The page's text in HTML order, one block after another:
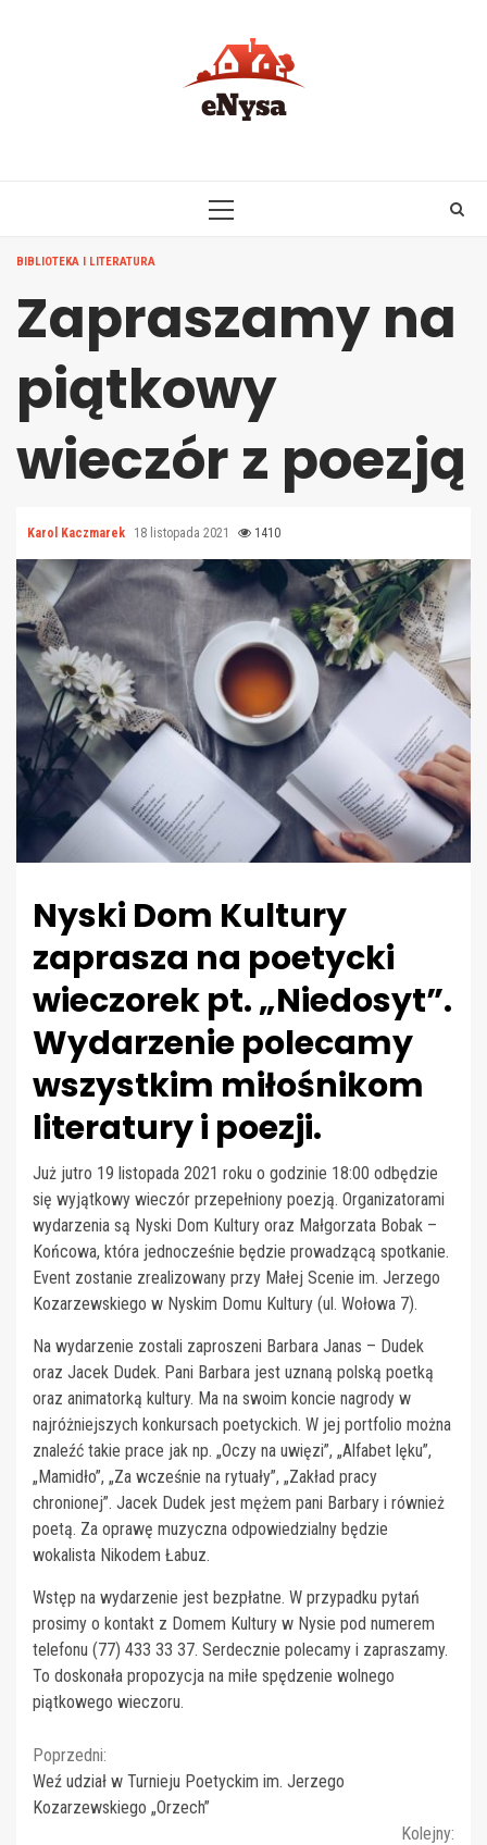
PRIMARY
BIBLIOTEKA I LITERATURA
Zapraszamy na
piątkowy
wieczór z poezją
Karol Kaczmarek 18 listopada 2021 1410
Nyski Dom Kultury
zaprasza na poetycki
wieczorek pt. „Niedosyt”.
Wydarzenie polecamy
wszystkim miłośnikom
literatury i poezji.
Już jutro 19 listopada 2021 roku o godzinie 18:00 odbędzie
się wyjątkowy wieczór przepełniony poezją. Organizatorami
wydarzenia są Nyski Dom Kultury oraz Małgorzata Bobak –
Końcowa, która jednocześnie będzie prowadzącą spotkanie.
Event zostanie zrealizowany przy Małej Scenie im. Jerzego
Kozarzewskiego w Nyskim Domu Kultury (ul. Wołowa 7).
Na wydarzenie zostali zaproszeni Barbara Janas – Dudek
oraz Jacek Dudek. Pani Barbara jest uznaną polską poetką
oraz animatorką kultury. Ma na swoim koncie nagrody w
najróżniejszych konkursach poetyckich. W jej portfolio można
znaleźć takie prace jak np. „Oczy na uwięzi”, „Alfabet lęku”,
„Mamidło”, „Za wcześnie na rytuały”, „Zakład pracy
chronionej”. Jacek Dudek jest mężem pani Barbary i również
poetą. Za oprawę muzyczna odpowiedzialny będzie
wokalista Nikodem Łabuz.
Wstęp na wydarzenie jest bezpłatne. W przypadku pytań
prosimy o kontakt z Domem Kultury w Nysie pod numerem
telefonu (77) 433 33 37. Serdecznie polecamy i zapraszamy.
To doskonała propozycja na miłe spędzenie wolnego
piątkowego wieczoru.
Continue
Reading
Poprzedni:
Weź udział w Turnieju Poetyckim im. Jerzego
Kozarzewskiego „Orzech”
Kolejny: